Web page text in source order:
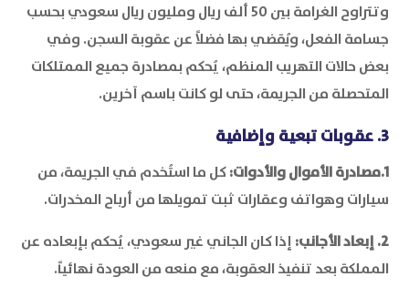
وتتراوح الغرامة بين 50 ألف ريال ومليون ريال سعودي بحسب
جسامة الفعل، ويُقضي بها فضلاً عن عقوبة السجن. وفي
بعض حالات التهريب المنظم، يُحكم بمصادرة جميع الممتلكات
المتحصلة من الجريمة، حتى لو كانت باسم آخرين.
3. عقوبات تبعية وإضافية
1.مصادرة الأموال والأدوات:
كل ما استُخدم في الجريمة، من
سيارات وهواتف وعقارات ثبت تمويلها من أرباح المخدرات.
2. إبعاد الأجانب:
إذا كان الجاني غير سعودي، يُحكم بإبعاده عن
المملكة بعد تنفيذ العقوبة، مع منعه من العودة نهائياً.